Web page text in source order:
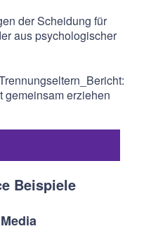
der Scheidung für
aus psychologischer
gemeinsam erziehen
Beispiele